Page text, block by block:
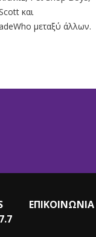
και
μεταξύ άλλων.
ΕΠΙΚΟΙΝΩΝΙΑ